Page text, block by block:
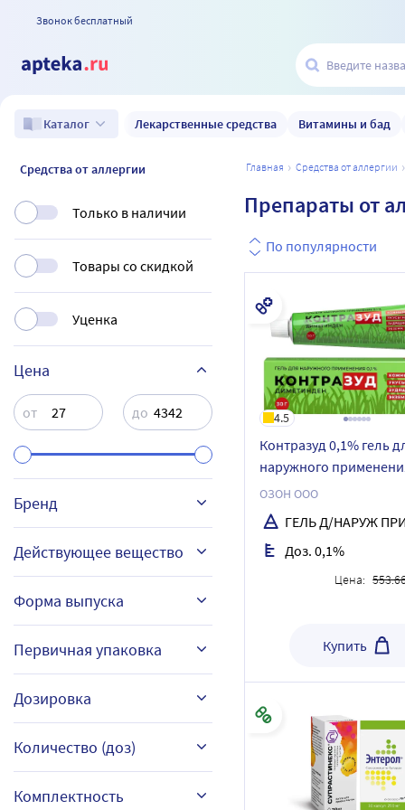
Звонок бесплатный
Каталог Лекарственные средства Витамины и бад
Средства от аллергии
Только в наличии
Товары со скидкой
Уценка
Цена
от до
Бренд
Виброцил
ДОБРОНОС
Развернуть все (16)
Действующее вещество
Дезлоратадин
Диметинден
Клемастин
Форма выпуска
применения
капли глазные
Первичная упаковка
блистер
Дозировка
Количество (доз)
Комплектность
главная средства от аллергии
Препараты от
По популярности
4.5
Контразуд 0,1% гель
наружного
ОЗОН ООО
ГЕЛЬ Д/НАРУЖ
Доз. 0,1%
Цена:
Купить